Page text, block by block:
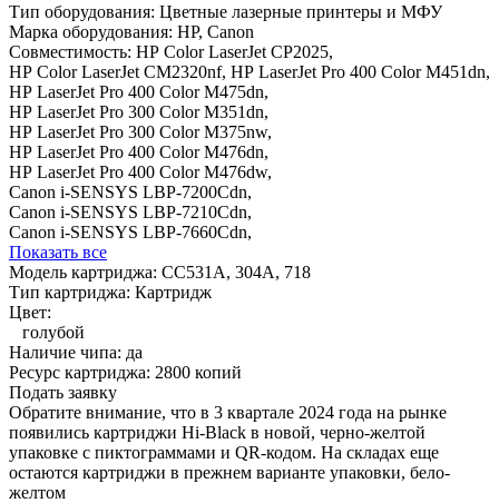
Тип оборудования: Цветные лазерные принтеры и МФУ
Марка оборудования: HP, Canon
Совместимость: HP Color LaserJet CP2025,
HP Color LaserJet CM2320nf, HP LaserJet Pro 400 Color M451dn,
HP LaserJet Pro 400 Color M475dn,
HP LaserJet Pro 300 Color M351dn,
HP LaserJet Pro 300 Color M375nw,
HP LaserJet Pro 400 Color M476dn,
HP LaserJet Pro 400 Color M476dw,
Canon i-SENSYS LBP-7200Cdn,
Canon i-SENSYS LBP-7210Cdn,
Canon i-SENSYS LBP-7660Cdn,
Показать все
Модель картриджа: CC531A, 304A, 718
Тип картриджа: Картридж
Цвет:
голубой
Наличие чипа: да
Ресурс картриджа: 2800 копий
Подать заявку
Обратите внимание, что в 3 квартале 2024 года на рынке
появились картриджи Hi-Black в новой, черно-желтой
упаковке с пиктограммами и QR-кодом. На складах еще
остаются картриджи в прежнем варианте упаковки, бело-
желтом